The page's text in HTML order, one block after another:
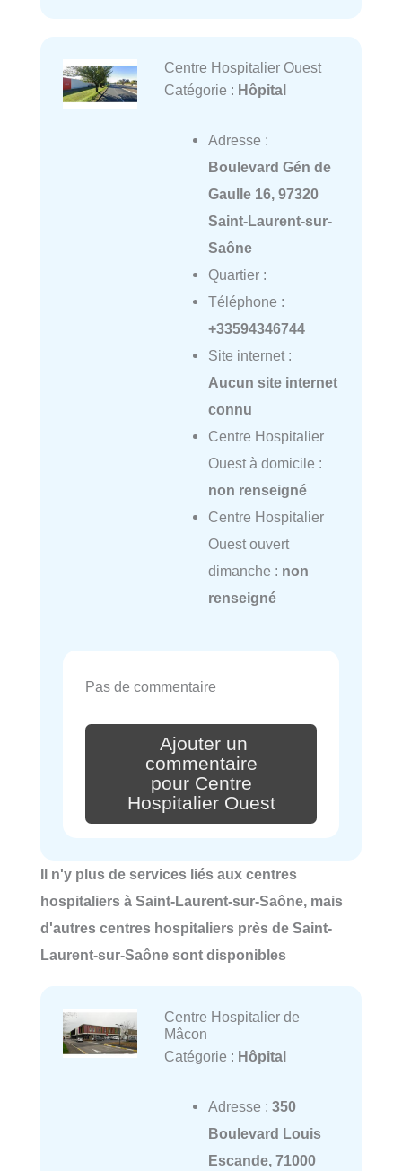
Centre Hospitalier Ouest
Catégorie : Hôpital
Adresse :
Boulevard Gén de
Gaulle 16, 97320
Saint-Laurent-sur-
Saône
Quartier :
Téléphone :
+33594346744
Site internet :
Aucun site internet
connu
Centre Hospitalier
Ouest à domicile :
non renseigné
Centre Hospitalier
Ouest ouvert
dimanche : non
renseigné
Pas de commentaire
Ajouter un
commentaire
pour Centre
Hospitalier Ouest
Il n'y plus de services liés aux centres
hospitaliers à Saint-Laurent-sur-Saône, mais
d'autres centres hospitaliers près de Saint-
Laurent-sur-Saône sont disponibles
Centre Hospitalier de
Mâcon
Catégorie : Hôpital
Adresse : 350
Boulevard Louis
Escande, 71000